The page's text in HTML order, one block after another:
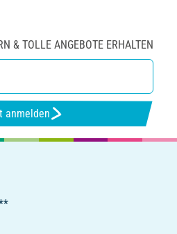
& TOLLE ANGEBOTE ERHALTEN
anmelden